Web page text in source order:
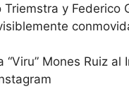
y Federico